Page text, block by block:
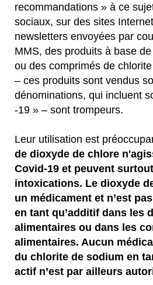
recommandations » à ce
sociaux, sur des sites
newsletters envoyées par
MMS, des produits à base
ou des comprimés de
– ces produits sont vendus
dénominations, qui incluent
-19 » – sont trompeurs.
Leur utilisation est
de dioxyde de chlore
Covid-19 et peuvent
intoxications. Le dioxyde
un médicament et n’est
en tant qu’additif dans les
alimentaires ou dans les
alimentaires. Aucun
du chlorite de sodium en
actif n’est par ailleurs